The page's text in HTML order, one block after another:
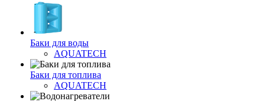
Баки для воды
AQUATECH
Баки для топлива
AQUATECH